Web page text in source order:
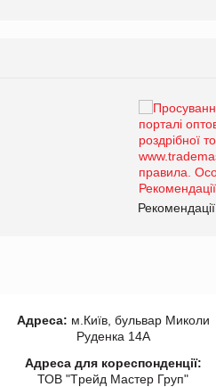
Рекомендації
Адреса: м.Київ, бульвар Миколи
Руденка 14А
Адреса для кореспонденції:
ТОВ "Tрейд Мастер Груп"